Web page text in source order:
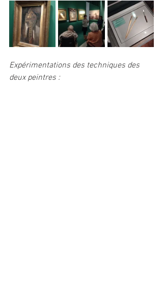
Expérimentations des techniques des
deux peintres :